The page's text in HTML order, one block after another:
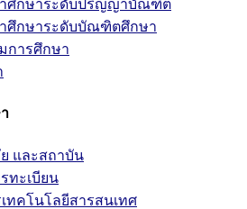
าศึกษาระดับปริญญาบัณฑิต
ศึกษาระดับบัณฑิตศึกษา
การศึกษา
และสถาบัน
ทะเบียน
ทคโนโลยีสารสนเทศ